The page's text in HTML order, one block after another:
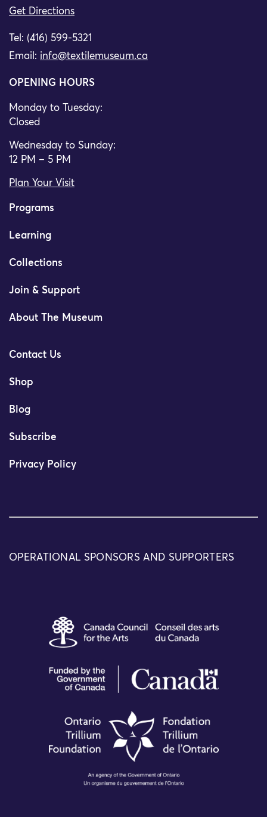
Get Directions
Tel: (416) 599-5321
Email: info@textilemuseum.ca
OPENING HOURS
Monday to Tuesday:
Closed
Wednesday to Sunday:
12 PM – 5 PM
Plan Your Visit
Programs
Learning
Collections
Join & Support
About The Museum
Contact Us
Shop
Blog
Subscribe
Privacy Policy
OPERATIONAL SPONSORS AND SUPPORTERS